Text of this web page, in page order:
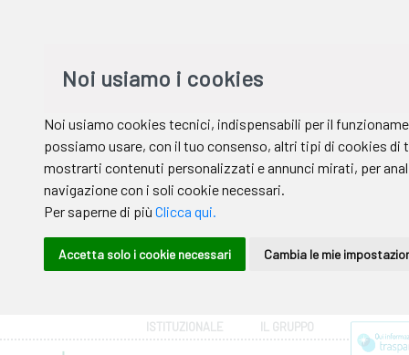
ISTITUZIONALE IL GRUPPO